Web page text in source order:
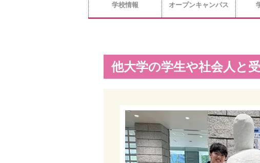
学校情報 オープンキャンパス
他大学の学生や社会人と